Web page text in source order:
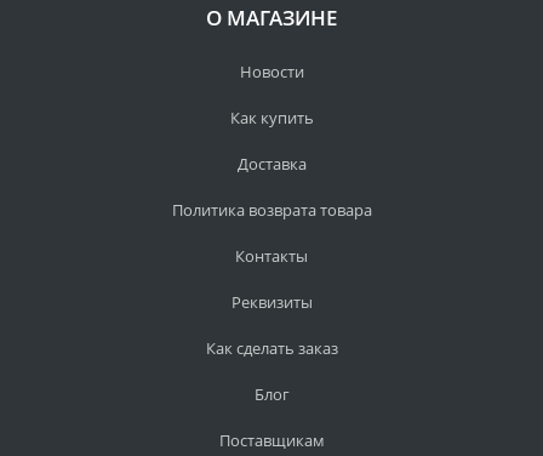
О МАГАЗИНЕ
Новости
Как купить
Доставка
Политика возврата товара
Контакты
Реквизиты
Как сделать заказ
Блог
Поставщикам